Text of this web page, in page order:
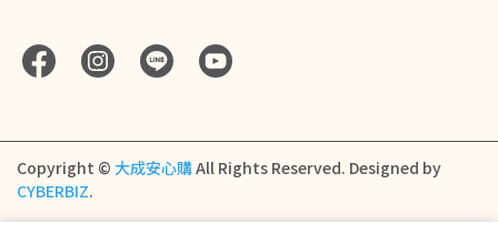
Copyright © 大成安心購All Rights Reserved. Designed by
CYBERBIZ.